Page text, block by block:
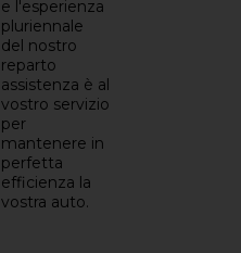
e l'esperienza
pluriennale
del nostro
reparto
assistenza è al
vostro servizio
per
mantenere in
perfetta
efficienza la
vostra auto.